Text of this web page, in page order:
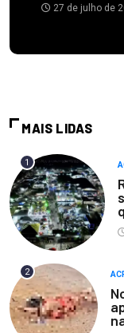
27 de julho de
MAIS LIDAS
1
2